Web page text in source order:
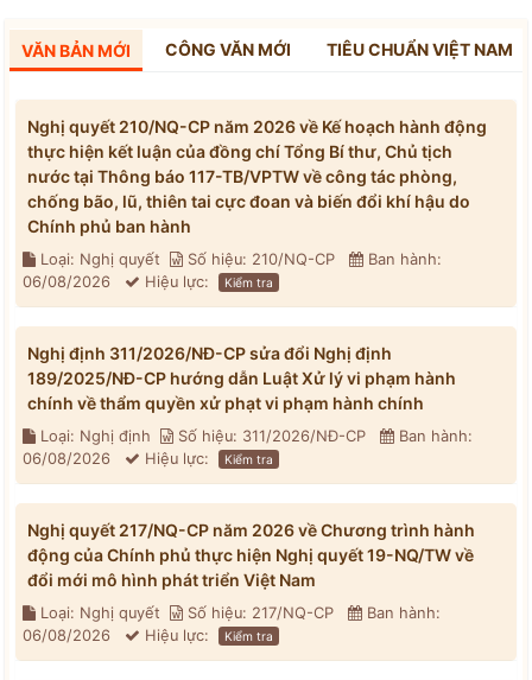
VĂN BẢN MỚI CÔNG VĂN MỚI TIÊU CHUẨN VIỆT NAM
Nghị quyết 210/NQ-CP năm 2026 về Kế hoạch hành động
thực hiện kết luận của đồng chí Tổng Bí thư, Chủ tịch
nước tại Thông báo 117-TB/VPTW về công tác phòng,
chống bão, lũ, thiên tai cực đoan và biến đổi khí hậu do
Chính phủ ban hành
Loại: Nghị quyết Số hiệu: 210/NQ-CP
Ban hành:
06/08/2026
Hiệu lực: Kiểm tra
Nghị định 311/2026/NĐ-CP sửa đổi Nghị định
189/2025/NĐ-CP hướng dẫn Luật Xử lý vi phạm hành
chính về thẩm quyền xử phạt vi phạm hành chính
Loại: Nghị định Số hiệu: 311/2026/NĐ-CP
Ban hành:
06/08/2026
Hiệu lực: Kiểm tra
Nghị quyết 217/NQ-CP năm 2026 về Chương trình hành
động của Chính phủ thực hiện Nghị quyết 19-NQ/TW về
đổi mới mô hình phát triển Việt Nam
Loại: Nghị quyết Số hiệu: 217/NQ-CP
Ban hành:
06/08/2026
Hiệu lực: Kiểm tra